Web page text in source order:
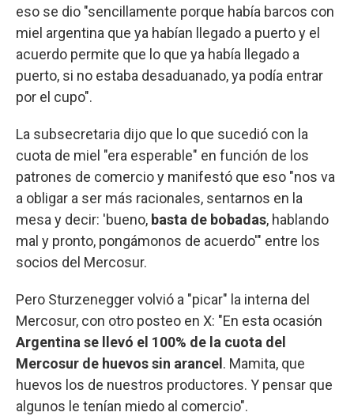
eso se dio "sencillamente porque había barcos con
miel argentina que ya habían llegado a puerto y el
acuerdo permite que lo que ya había llegado a
puerto, si no estaba desaduanado, ya podía entrar
por el cupo".
La subsecretaria dijo que lo que sucedió con la
cuota de miel "era esperable" en función de los
patrones de comercio y manifestó que eso "nos va
a obligar a ser más racionales, sentarnos en la
mesa y decir: 'bueno, basta de bobadas, hablando
mal y pronto, pongámonos de acuerdo'" entre los
socios del Mercosur.
Pero Sturzenegger volvió a "picar" la interna del
Mercosur, con otro posteo en X: "En esta ocasión
Argentina se llevó el 100% de la cuota del
Mercosur de huevos sin arancel . Mamita, que
huevos los de nuestros productores. Y pensar que
algunos le tenían miedo al comercio".